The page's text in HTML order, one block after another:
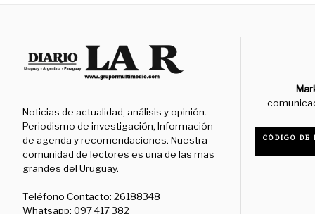
Noticias de actualidad, análisis y opinión.
Periodismo de investigación, Información
de agenda y recomendaciones. Nuestra
comunidad de lectores es una de las mas
grandes del Uruguay.
Teléfono Contacto: 26188348
Whatsapp: 097 417 382
CÓDIGO DE